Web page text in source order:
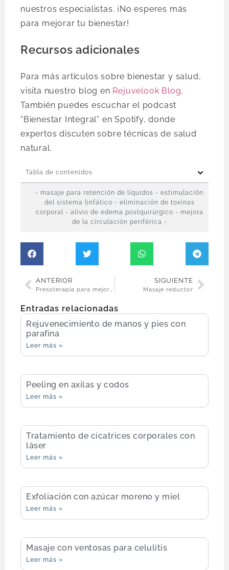
nuestros especialistas. ¡No esperes más
para mejorar tu bienestar!
Recursos adicionales
Para más artículos sobre bienestar y salud,
visita nuestro blog en Rejuvelook Blog.
También puedes escuchar el podcast
“Bienestar Integral” en Spotify, donde
expertos discuten sobre técnicas de salud
natural.
Tabla de contenidos
- masaje para retención de líquidos - estimulación
del sistema linfático - eliminación de toxinas
corporal - alivio de edema postquirúrgico - mejora
de la circulación periférica -
ANTERIOR
Presoterapia para mejorar la circulación
SIGUIENTE
Masaje reductor
Entradas relacionadas
Rejuvenecimiento de manos y pies con
parafina
Leer más »
Peeling en axilas y codos
Leer más »
Tratamiento de cicatrices corporales con
láser
Leer más »
Exfoliación con azúcar moreno y miel
Leer más »
Masaje con ventosas para celulitis
Leer más »